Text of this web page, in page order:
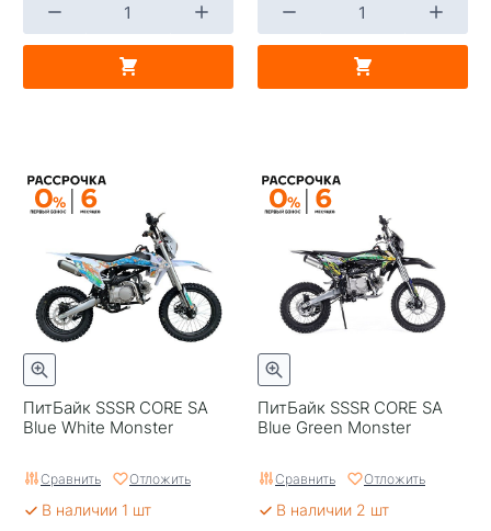
ПитБайк SSSR CORE SA
Blue White Monster
Сравнить Отложить
В наличии 1 шт
ПитБайк SSSR CORE SA
Blue Green Monster
Сравнить Отложить
В наличии 2 шт